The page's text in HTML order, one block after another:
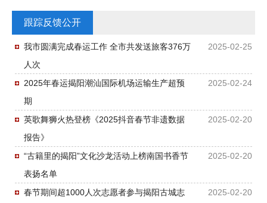
跟踪反馈公开
2025-02-25
我市圆满完成春运工作 全市共发送旅客376万
人次
2025-02-24
2025年春运揭阳潮汕国际机场运输生产超预
期
2025-02-20
英歌舞狮火热登榜《2025抖音春节非遗数据
报告》
2025-02-20
“古籍里的揭阳”文化沙龙活动上榜南国书香节
表扬名单
2025-02-20
春节期间超1000人次志愿者参与揭阳古城志